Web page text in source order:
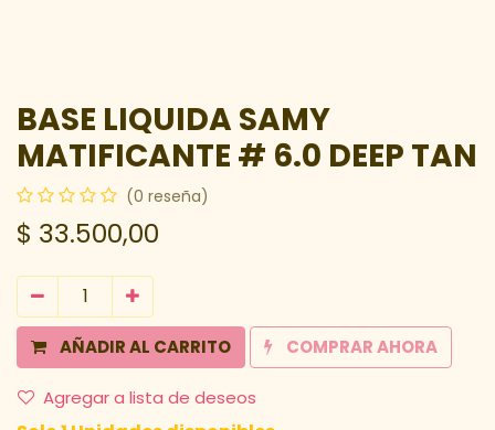
BASE LIQUIDA SAMY
MATIFICANTE # 6.0 DEEP TAN
(0 reseña)
$ 33.500,00
AÑADIR AL CARRITO COMPRAR AHORA
Agregar a lista de deseos